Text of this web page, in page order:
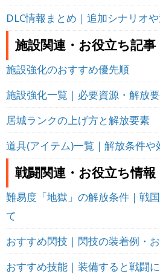
DLC情報まとめ｜追加シナリオ
施設関連・お役立ち記事
施設強化のおすすめ優先順
施設強化一覧｜必要資源・解放
居城ランクの上げ方と解放要素
道具(アイテム)一覧｜解放条件や
戦闘関連・お役立ち情報
難易度「地獄」の解放条件｜戦
て
おすすめ閃技｜閃技の装着例・
おすすめ技能｜装備すると戦闘